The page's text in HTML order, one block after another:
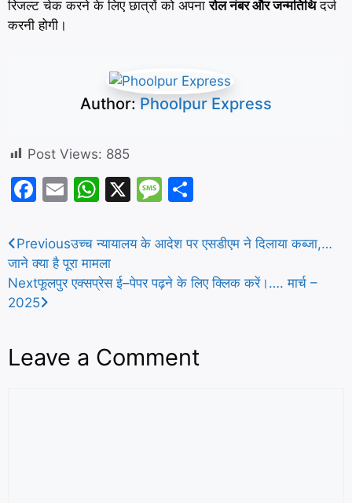
रिजल्ट चेक करने के लिए छात्रों को अपनारोल नंबर और जन्मतिथिदर्ज
करनी होगी।
Author: Phoolpur Express
Post Views: 885
F
c
e
b
o
k
E
ai
l
W
at
s
A
p
X
M
s
a
ar
Previousउच्च न्यायालय के आदेश पर एसडीएम ने दिलाया कब्जा,…
जाने क्या है पूरा मामला
Nextफूलपुर एक्सप्रेस ई–पेपर पढ़ने के लिए क्लिक करें।…. मार्च –
2025
Leave a Comment